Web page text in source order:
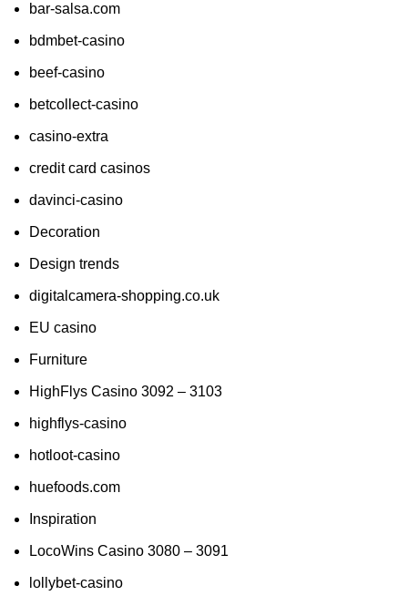
bar-salsa.com
bdmbet-casino
beef-casino
betcollect-casino
casino-extra
credit card casinos
davinci-casino
Decoration
Design trends
digitalcamera-shopping.co.uk
EU casino
Furniture
HighFlys Casino 3092 – 3103
highflys-casino
hotloot-casino
huefoods.com
Inspiration
LocoWins Casino 3080 – 3091
lollybet-casino